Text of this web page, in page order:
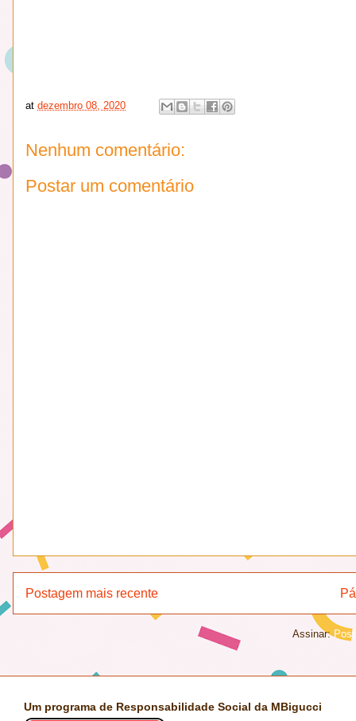
at dezembro 08, 2020
Nenhum comentário:
Postar um comentário
Postagem mais recente
Assinar:
Um programa de Responsabilidade Social da MBigucci